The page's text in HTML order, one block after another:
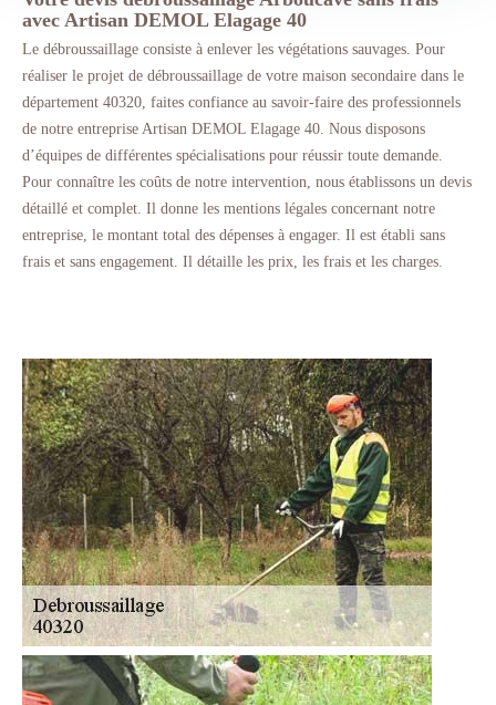
avec Artisan DEMOL Elagage 40
Le débroussaillage consiste à enlever les végétations sauvages. Pour
réaliser le projet de débroussaillage de votre maison secondaire dans le
département 40320, faites confiance au savoir-faire des professionnels
de notre entreprise Artisan DEMOL Elagage 40. Nous disposons
d’équipes de différentes spécialisations pour réussir toute demande.
Pour connaître les coûts de notre intervention, nous établissons un devis
détaillé et complet. Il donne les mentions légales concernant notre
entreprise, le montant total des dépenses à engager. Il est établi sans
frais et sans engagement. Il détaille les prix, les frais et les charges.